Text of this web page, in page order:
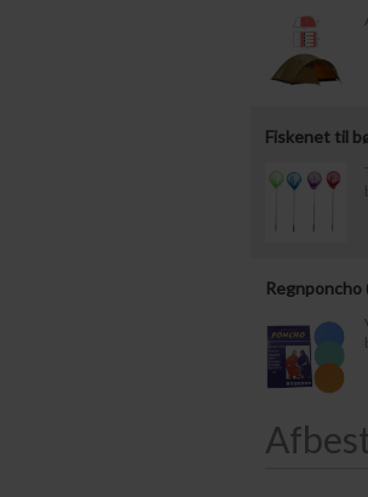
Fiskenet til
Regnponcho